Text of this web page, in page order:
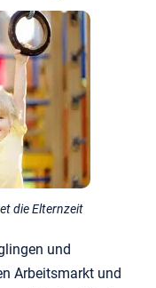
die Elternzeit
und
Arbeitsmarkt und